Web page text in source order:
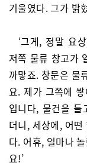
기울였다. 그가 밝
‘그게, 정말 요
저쪽 물류 창고가
까맣죠. 창문은 물
요. 제가 그쪽에
입니다, 물건을
더니, 세상에, 어
다. 어휴, 얼마나
요!’